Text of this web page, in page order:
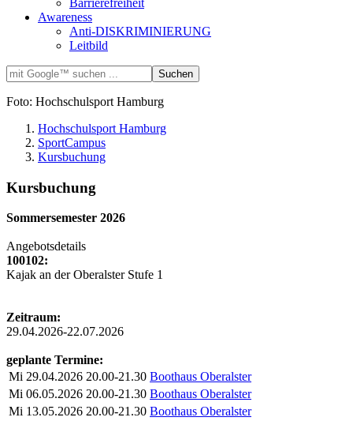
Awareness
Anti-DISKRIMINIERUNG
Leitbild
Foto: Hochschulsport Hamburg
Hochschulsport Hamburg
SportCampus
Kursbuchung
Kursbuchung
Sommersemester 2026
Angebotsdetails
100102:
Kajak an der Oberalster Stufe 1
Zeitraum:
29.04.2026-22.07.2026
geplante Termine:
Mi 29.04.2026 20.00-21.30 Boothaus Oberalster
Mi 06.05.2026 20.00-21.30 Boothaus Oberalster
Mi 13.05.2026 20.00-21.30 Boothaus Oberalster